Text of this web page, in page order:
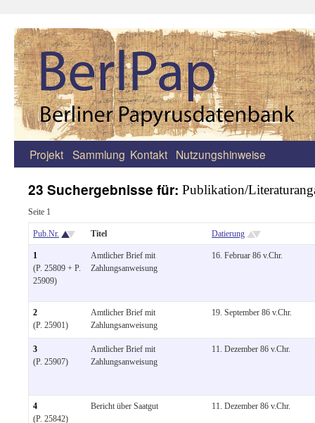
Zum
springen
Projekt Sammlung Kontakt Nutzungshinweise
23 Suchergebnisse für: Publikation/
Seite 1
Pub.Nr. Titel Datierung
1
(P. 25809 + P.
25909)
Amtlicher Brief mit
Zahlungsanweisung
16. Februar 86 v.Chr.
2
(P. 25901)
Amtlicher Brief mit
Zahlungsanweisung
19. September 86 v.Chr.
3
(P. 25907)
Amtlicher Brief mit
Zahlungsanweisung
11. Dezember 86 v.Chr.
4
(P. 25842)
Bericht über Saatgut 11. Dezember 86 v.Chr.